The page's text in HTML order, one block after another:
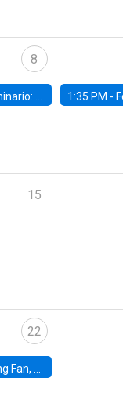
8
para progresar en la era de la IA» 1:35 PM -
15
22
of Michigan